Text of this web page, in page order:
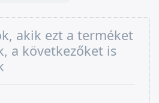
akik ezt a terméket
a következőket is